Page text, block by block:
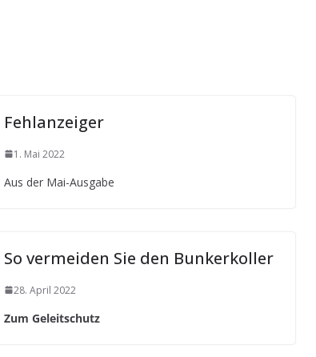
Fehlanzeiger
1. Mai 2022
Aus der Mai-Ausgabe
So vermeiden Sie den Bunkerkoller
28. April 2022
Zum Geleitschutz